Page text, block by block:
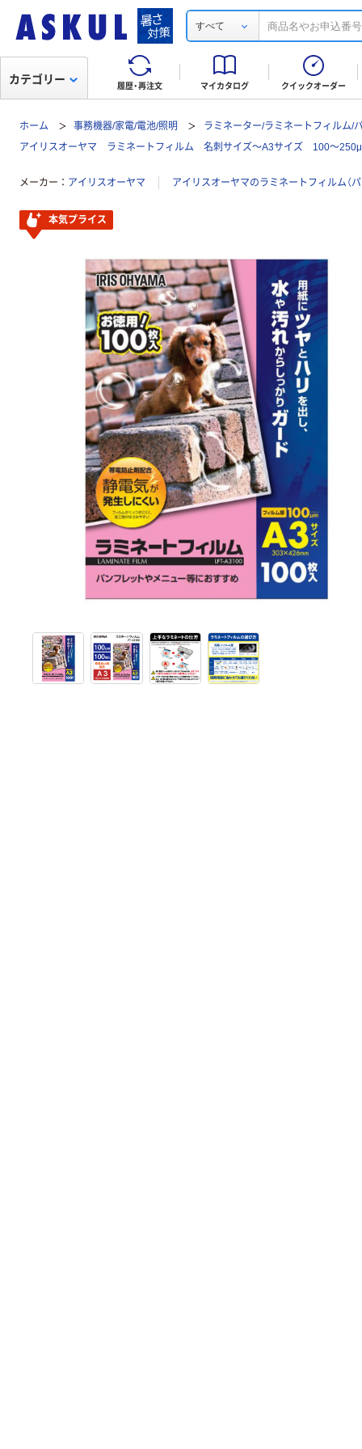
すべて
履歴・再注文 マイカタログ クイックオーダー
カテゴリー
ホーム 事務機器/家電/電池/照明 ラミネーター/ラミネートフィルム/
アイリスオーヤマ ラミネートフィルム 名刺サイズ～A3サイズ 100～
メーカー アイリスオーヤマ アイリスオーヤマのラミネートフィルム（
本気プライス